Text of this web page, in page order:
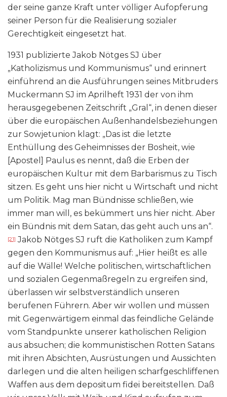
der seine ganze Kraft unter völliger Aufopferung
seiner Person für die Realisierung sozialer
Gerechtigkeit eingesetzt hat.
1931 publizierte Jakob Nötges SJ über
„Katholizismus und Kommunismus“ und erinnert
einführend an die Ausführungen seines Mitbruders
Muckermann SJ im Aprilheft 1931 der von ihm
herausgegebenen Zeitschrift „Gral“, in denen dieser
über die europäischen Außenhandelsbeziehungen
zur Sowjetunion klagt: „Das ist die letzte
Enthüllung des Geheimnisses der Bosheit, wie
[Apostel] Paulus es nennt, daß die Erben der
europäischen Kultur mit dem Barbarismus zu Tisch
sitzen. Es geht uns hier nicht u Wirtschaft und nicht
um Politik. Mag man Bündnisse schließen, wie
immer man will, es bekümmert uns hier nicht. Aber
ein Bündnis mit dem Satan, das geht auch uns an“.
[21] Jakob Nötges SJ ruft die Katholiken zum Kampf
gegen den Kommunismus auf: „Hier heißt es: alle
auf die Wälle! Welche politischen, wirtschaftlichen
und sozialen Gegenmaßregeln zu ergreifen sind,
überlassen wir selbstverständlich unseren
berufenen Führern. Aber wir wollen und müssen
mit Gegenwärtigem einmal das feindliche Gelände
vom Standpunkte unserer katholischen Religion
aus absuchen; die kommunistischen Rotten Satans
mit ihren Absichten, Ausrüstungen und Aussichten
darlegen und die alten heiligen scharfgeschliffenen
Waffen aus dem depositum fidei bereitstellen. Daß